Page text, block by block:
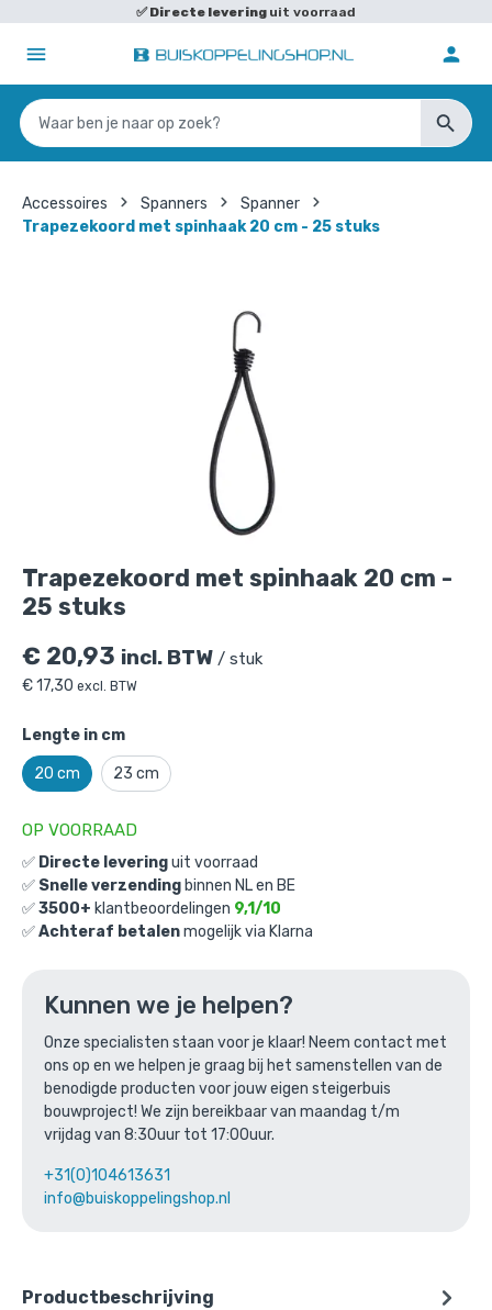
✅Directe levering uit voorraad
Accessoires Spanners
Spanner
Trapezekoord met spinhaak 20 cm - 25 stuks
Trapezekoord met spinhaak 20 cm -
25 stuks
€ 20,93 incl. BTW / stuk
€17,30 excl. BTW
Lengte in cm
20 cm 23 cm
OP VOORRAAD
✅ Directe leveringuit voorraad
✅ Snelle verzending binnen NL en BE
✅3500+ klantbeoordelingen 9,1/10
✅Achteraf betalenmogelijk via Klarna
Kunnen we je helpen?
Onze specialisten staan voor je klaar! Neem contact met
ons op en we helpen je graag bij het samenstellen van de
benodigde producten voor jouw eigen steigerbuis
bouwproject! We zijn bereikbaar van maandag t/m
vrijdag van 8:30uur tot 17:00uur.
+31(0)104613631
info@buiskoppelingshop.nl
Productbeschrijving
Trapezekoord met spinhaak 20 cm - 25
Trapezekoord met spinhaak 20 cm -
25 stuks
Gekozen aantal: x
Productnummer: 00000-20
€20,93 incl. BTW
€17,30 excl. BTW
of verder winkelen